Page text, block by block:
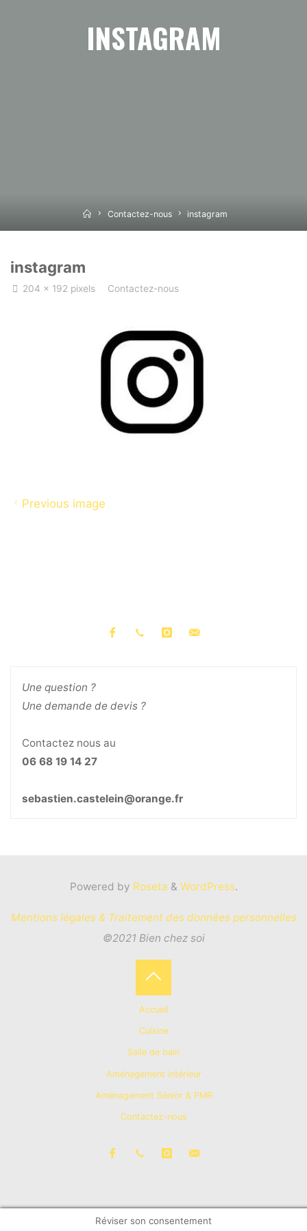
INSTAGRAM
HomeContactez-nous instagram
instagram
Full204 × 192 pixels Contactez-nous
Previous image
Une question ?
Une demande de devis ?
Contactez nous au
06 68 19 14 27
sebastien.castelein@orange.fr
Powered by Roseta & WordPress.
Mentions légales & Traitement des données personnelles
©2021 Bien chez soi
Accueil
Cuisine
Salle de bain
Aménagement intérieur
Aménagement Sénior & PMR
Contactez-nous
Back
to
Top
Réviser son consentement